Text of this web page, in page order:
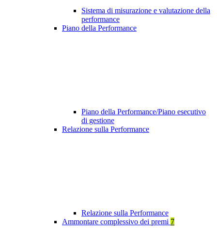
Sistema di misurazione e valutazione della
performance
Piano della Performance
Piano della Performance/Piano esecutivo
di gestione
Relazione sulla Performance
Relazione sulla Performance
Ammontare complessivo dei premi 7